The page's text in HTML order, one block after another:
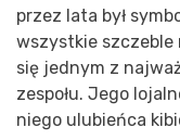
przez lata był
wszystkie szczeble
się jednym z
zespołu. Jego
niego ulubieńca